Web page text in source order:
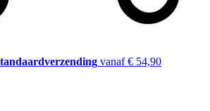
vanaf € 54,90